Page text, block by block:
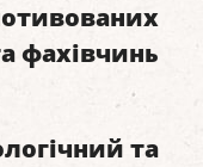
фахівчинь
та